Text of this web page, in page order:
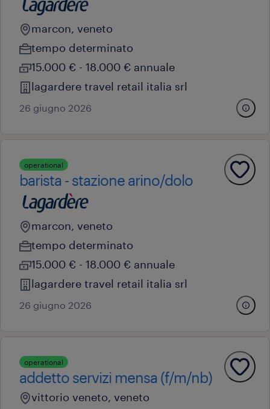
marcon, veneto
tempo determinato
15.000 € - 18.000 € annuale
lagardere travel retail italia srl
26 giugno 2026
operational
barista - stazione arino/dolo
marcon, veneto
tempo determinato
15.000 € - 18.000 € annuale
lagardere travel retail italia srl
26 giugno 2026
operational
addetto servizi mensa (f/m/nb)
vittorio veneto, veneto